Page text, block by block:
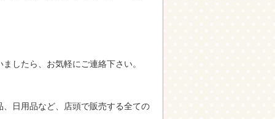
したら、お気軽にご連絡下さい。
日用品など、店頭で販売する全ての